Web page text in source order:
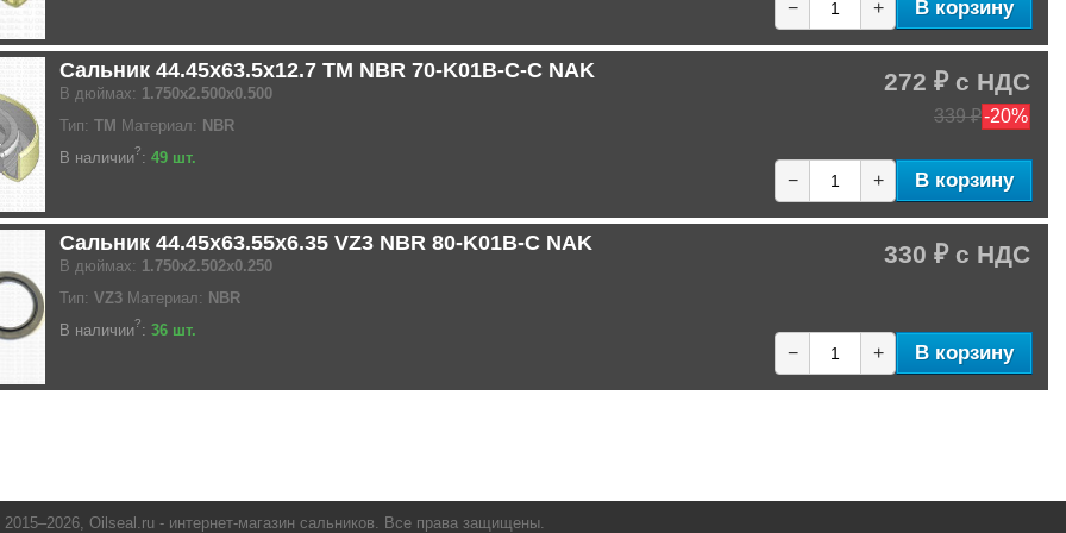
− + В корзину
Сальник 44.45x63.5x12.7 TM NBR 70-K01B-C-C NAK
В дюймах: 1.750x2.500x0.500
Тип: TM Материал: NBR
В наличии?: 49 шт.
272 ₽
339 ₽-20%
− + В корзину
Сальник 44.45x63.55x6.35 VZ3 NBR 80-K01B-C NAK
В дюймах: 1.750x2.502x0.250
Тип: VZ3 Материал: NBR
В наличии?: 36 шт.
330 ₽
− + В корзину
Oilseal.ru - интернет-магазин сальников. Все права защищены.